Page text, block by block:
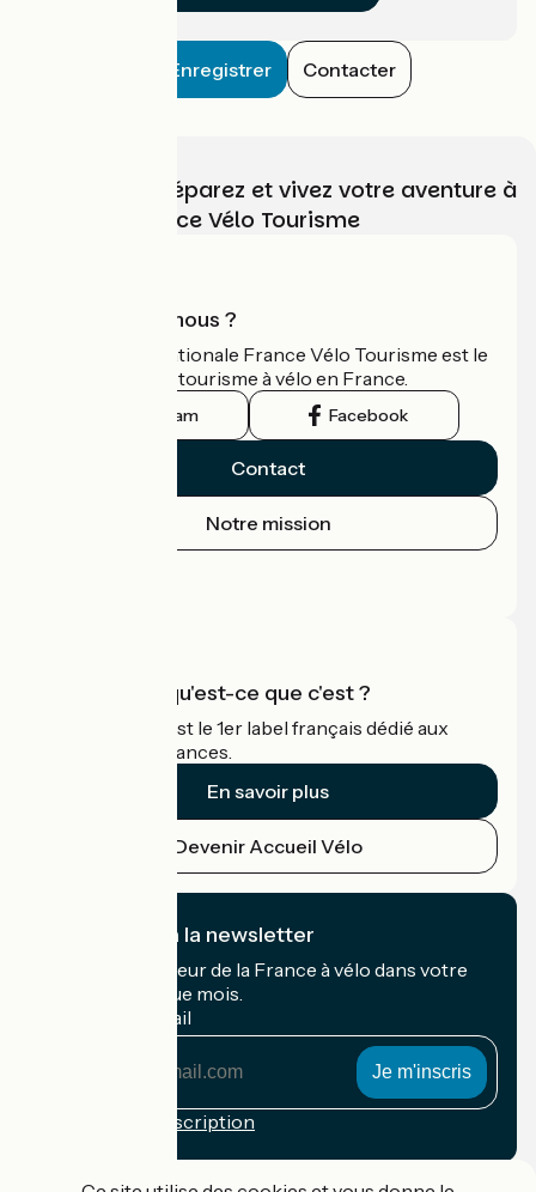
Enregistrer Contacter
Choisissez, préparez et vivez votre aventure à
vélo avec France Vélo Tourisme
Qui sommes-nous ?
L'association nationale France Vélo Tourisme est le
guide officiel du tourisme à vélo en France.
Instagram Facebook
Contact
Notre mission
Accueil Vélo qu'est-ce que c'est ?
Accueil Vélo c'est le 1er label français dédié aux
cyclistes en vacances.
En savoir plus
Devenir Accueil Vélo
Je m'abonne à la newsletter
Recevez le meilleur de la France à vélo dans votre
boîte mail chaque mois.
Mon adresse mail
Conditions d'inscription